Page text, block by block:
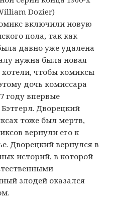
Dozier)
включили новую
пола, так как
давно уже удалена
нужна была новая
чтобы комиксы
дочь комиссара
году впервые
Дворецкий
тоже был мертв,
вернули его к
Дворецкий вернулся в
историй, в которой
злодей оказался